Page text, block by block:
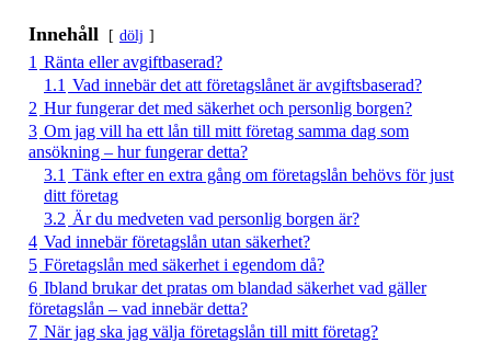
Innehåll dölj
1 Ränta eller avgiftbaserad?
1.1 Vad innebär det att företagslånet är avgiftsbaserad?
2 Hur fungerar det med säkerhet och personlig borgen?
3 Om jag vill ha ett lån till mitt företag samma dag som
ansökning – hur fungerar detta?
3.1 Tänk efter en extra gång om företagslån behövs för just
ditt företag
3.2 Är du medveten vad personlig borgen är?
4 Vad innebär företagslån utan säkerhet?
5 Företagslån med säkerhet i egendom då?
6 Ibland brukar det pratas om blandad säkerhet vad gäller
företagslån – vad innebär detta?
7 När jag ska jag välja företagslån till mitt företag?